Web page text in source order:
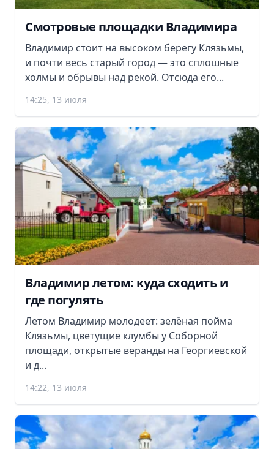
Смотровые площадки Владимира
Владимир стоит на высоком берегу Клязьмы,
и почти весь старый город — это сплошные
холмы и обрывы над рекой. Отсюда его...
14:25, 13 июля
Владимир летом: куда сходить и
где погулять
Летом Владимир молодеет: зелёная пойма
Клязьмы, цветущие клумбы у Соборной
площади, открытые веранды на Георгиевской
и д...
14:22, 13 июля